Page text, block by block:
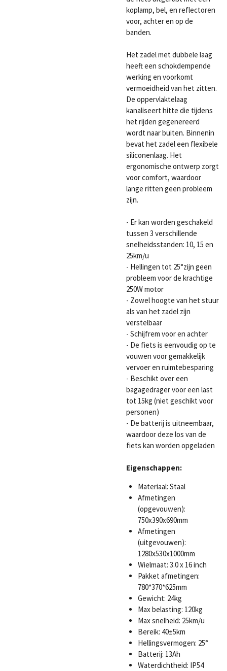
koplamp, bel, en reflectoren
voor, achter en op de
banden.
Het zadel met dubbele laag
heeft een schokdempende
werking en voorkomt
vermoeidheid van het zitten.
De oppervlaktelaag
kanaliseert hitte die tijdens
het rijden gegenereerd
wordt naar buiten. Binnenin
bevat het zadel een flexibele
siliconenlaag. Het
ergonomische ontwerp zorgt
voor comfort, waardoor
lange ritten geen probleem
zijn.
- Er kan worden geschakeld
tussen 3 verschillende
snelheidsstanden: 10, 15 en
25km/u
- Hellingen tot 25°zijn geen
probleem voor de krachtige
250W motor
- Zowel hoogte van het stuur
als van het zadel zijn
verstelbaar
- Schijfrem voor en achter
- De fiets is eenvoudig op te
vouwen voor gemakkelijk
vervoer en ruimtebesparing
- Beschikt over een
bagagedrager voor een last
tot 15kg (niet geschikt voor
personen)
- De batterij is uitneembaar,
waardoor deze los van de
fiets kan worden opgeladen
Eigenschappen:
Materiaal: Staal
Afmetingen
(opgevouwen):
750x390x690mm
Afmetingen
(uitgevouwen):
1280x530x1000mm
Wielmaat: 3.0 x 16 inch
Pakket afmetingen:
780*370*625mm
Gewicht: 24kg
Max belasting: 120kg
Max snelheid: 25km/u
Bereik: 40±5km
Hellingsvermogen: 25°
Batterij: 13Ah
Waterdichtheid: IP54